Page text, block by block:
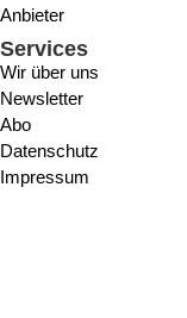
Anbieter
Services
Wir über uns
Newsletter
Abo
Datenschutz
Impressum